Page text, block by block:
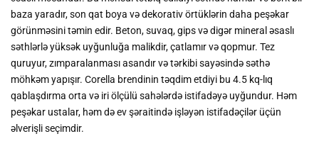
baza yaradır, son qat boya və dekorativ örtüklərin daha peşəkar
görünməsini təmin edir. Beton, suvaq, gips və digər mineral əsaslı
səthlərlə yüksək uyğunluğa malikdir, çatlamır və qopmur. Tez
quruyur, zımparalanması asandır və tərkibi sayəsində səthə
möhkəm yapışır. Corella brendinin təqdim etdiyi bu 4.5 kq-lıq
qablaşdırma orta və iri ölçülü sahələrdə istifadəyə uyğundur. Həm
peşəkar ustalar, həm də ev şəraitində işləyən istifadəçilər üçün
əlverişli seçimdir.